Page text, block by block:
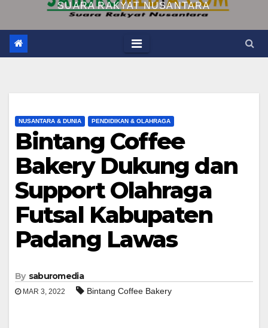
SUARA RAKYAT NUSANTARA
NUSANTARA & DUNIA PENDIDIKAN & OLAHRAGA
Bintang Coffee
Bakery Dukung dan
Support Olahraga
Futsal Kabupaten
Padang Lawas
By saburomedia
MAR 3, 2022 Bintang Coffee Bakery